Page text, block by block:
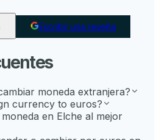
Escribir una reseña
moneda extranjera?
currency to euros?
en Elche al mejor